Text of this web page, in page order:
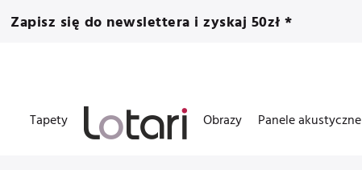
Zapisz się do newslettera i zyskaj 50zł *
Tapety Obrazy Panele akustyczne